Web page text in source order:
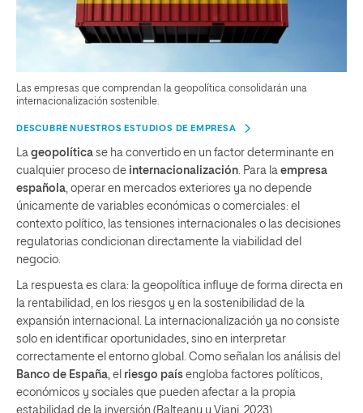
Las empresas que comprendan la geopolítica consolidarán una
internacionalización sostenible.
DESCUBRE NUESTROS ESTUDIOS DE EMPRESA
La geopolítica se ha convertido en un factor determinante en
cualquier proceso de internacionalización . Para la empresa
española , operar en mercados exteriores ya no depende
únicamente de variables económicas o comerciales: el
contexto político, las tensiones internacionales o las decisiones
regulatorias condicionan directamente la viabilidad del
negocio.
La respuesta es clara: la geopolítica influye de forma directa en
la rentabilidad, en los riesgos y en la sostenibilidad de la
expansión internacional. La internacionalización ya no consiste
solo en identificar oportunidades, sino en interpretar
correctamente el entorno global. Como señalan los análisis del
Banco de España , el riesgo país engloba factores políticos,
económicos y sociales que pueden afectar a la propia
estabilidad de la inversión (Balteanu y Viani, 2023).